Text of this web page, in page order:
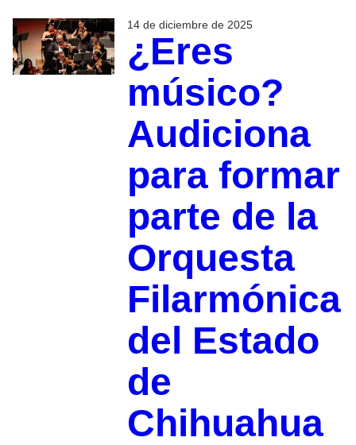
14 de diciembre de 2025
¿Eres
músico?
Audiciona
para formar
parte de la
Orquesta
Filarmónica
del Estado
de
Chihuahua